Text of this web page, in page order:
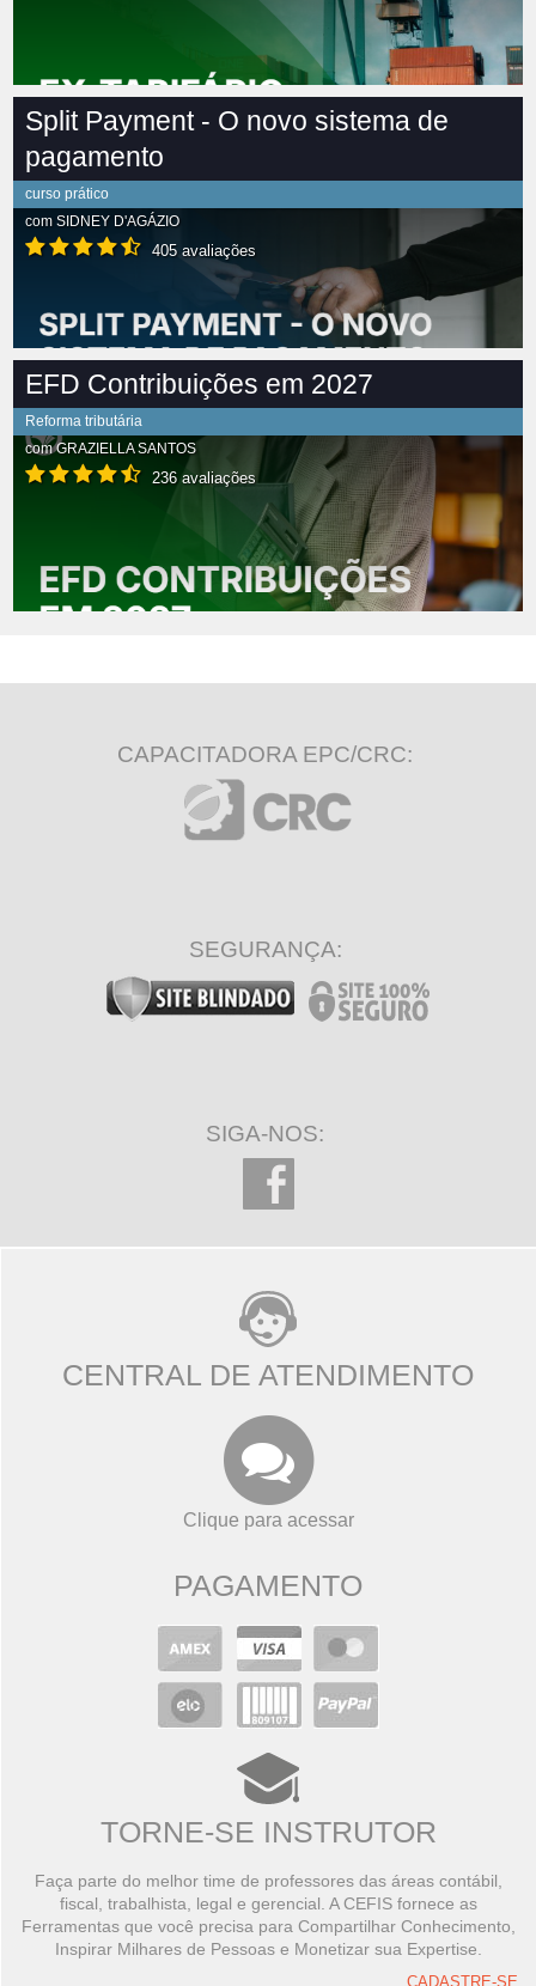
Split Payment - O novo sistema de
pagamento
curso prático
com SIDNEY D'AGÁZIO
405 avaliações
EFD Contribuições em 2027
Reforma tributária
comGRAZIELLA SANTOS
236 avaliações
CAPACITADORA EPC/CRC:
SEGURANÇA:
SIGA-NOS:
CENTRAL DE ATENDIMENTO
Clique para acessar
PAGAMENTO
TORNE-SE INSTRUTOR
Faça parte do melhor time de professores das áreas contábil,
fiscal, trabalhista, legal e gerencial. A CEFIS fornece as
Ferramentas que você precisa para Compartilhar Conhecimento,
Inspirar Milhares de Pessoas e Monetizar sua Expertise.
CADASTRE-SE